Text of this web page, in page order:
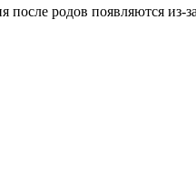
родов появляются из-